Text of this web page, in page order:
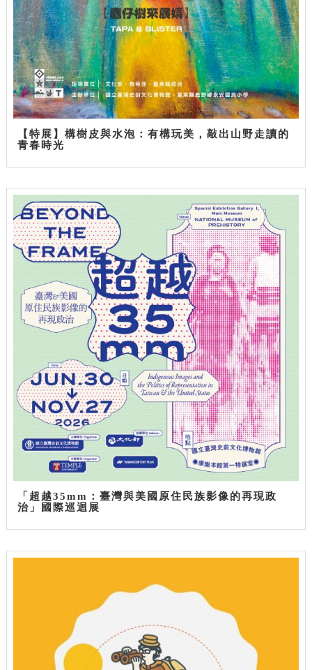
【特展】構樹皮與水泡：有構玩美，敲出山野走讀的
青春時光
「超越35mm：臺灣與美國原住民族影像的再現政
治」國際巡迴展